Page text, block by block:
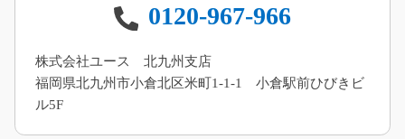
0120-967-966
株式会社ユース 北九州支店
福岡県北九州市小倉北区米町1-1-1 小倉駅前ひびきビ
ル5F